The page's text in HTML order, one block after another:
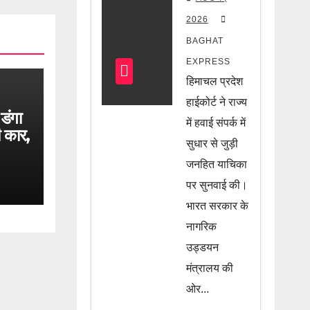
कार,
खुशखबरी!
हवाई सफर
को लेकर
केंद्र सरकार
का बड़ा
फैसला, जानें
पूरी खबर
2026
BAGHAT
EXPRESS
हिमाचल प्रदेश
हाईकोर्ट ने राज्य
में हवाई संपर्क में
सुधार से जुड़ी
जनहित याचिका
पर सुनवाई की।
भारत सरकार के
नागरिक
उड्डयन
मंत्रालय की
ओर...